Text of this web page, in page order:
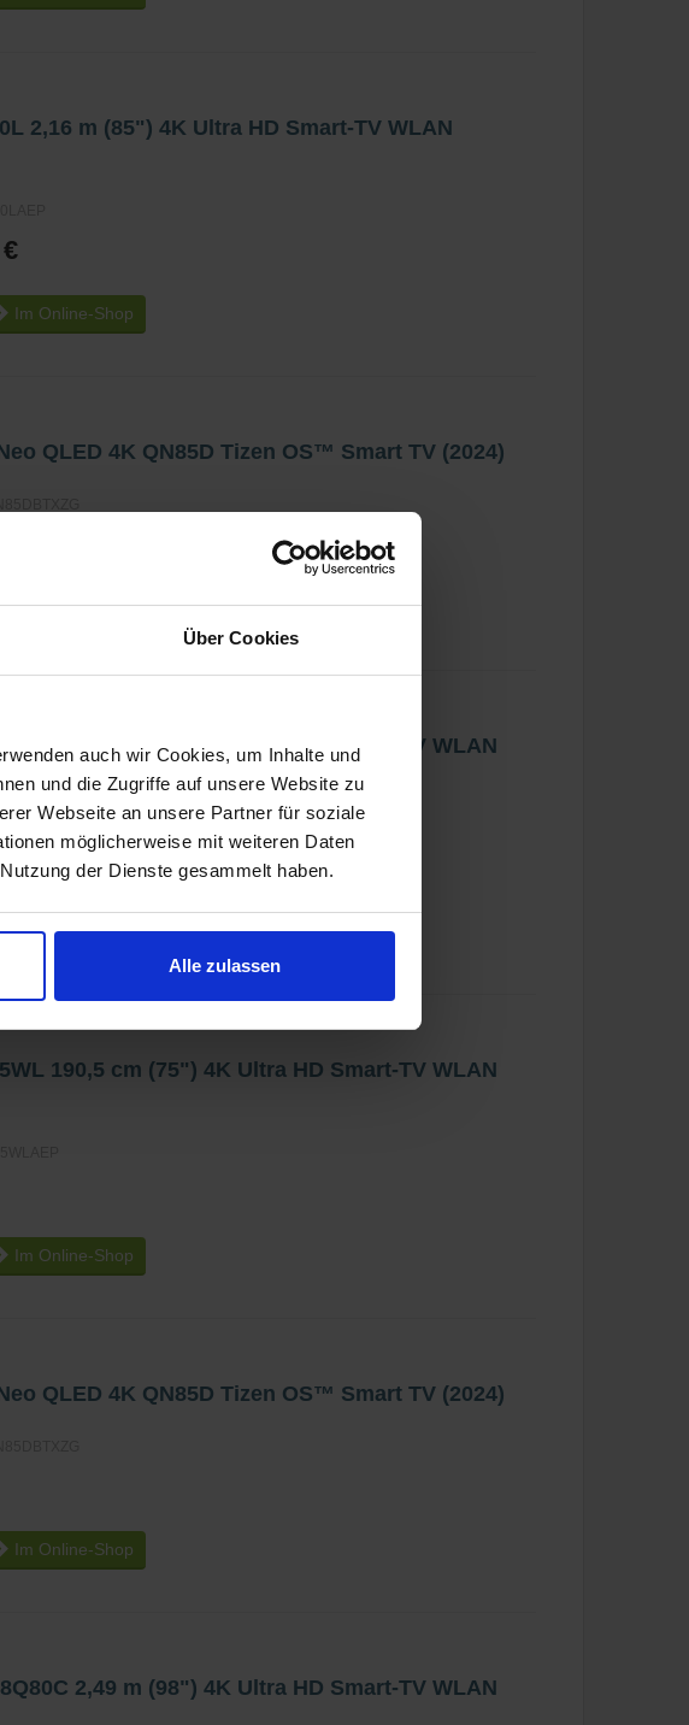
Über Cookies
auch wir Cookies, um Inhalte und
und die Zugriffe auf unsere Website zu
Webseite an unsere Partner für soziale
möglicherweise mit weiteren Daten
der Dienste gesammelt haben.
Alle zulassen
2,16 m (85") 4K Ultra HD Smart-TV WLAN
Im Online-Shop
QLED 4K QN85D Tizen OS™ Smart TV (2024)
ImOnline-Shop
109,2 cm (43") 4K Ultra HD Smart-TV WLAN
ImOnline-Shop
190,5 cm (75") 4K Ultra HD Smart-TV WLAN
Im Online-Shop
QLED 4K QN85D Tizen OS™ Smart TV (2024)
Im Online-Shop
2,49 m (98") 4K Ultra HD Smart-TV WLAN